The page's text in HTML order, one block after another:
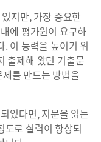
지만, 가장 중요한
에 평가원이 요구하
이 능력을 높이기 위
출제해 왔던 기출문
를 만드는 방법을
었다면, 지문을 읽는
도로 실력이 향상되